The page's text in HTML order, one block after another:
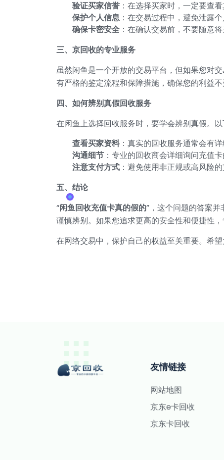
验证买家信誉 ：在选择买家时，一定要查
保护个人信息 ：在交易过程中，避免泄露
确保卡密安全 ：在确认交易前，不要随意
三、京回收的专业服务
虽然闲鱼是一个开放的交易平台，但如果您对
有严格的鉴定流程和保障措施，确保您的利益不
四、如何辨别真假回收服务
在闲鱼上选择回收服务时，要学会辨别真假。
查看买家资料：真实的回收服务通常会有
沟通细节 ：专业的回收商会详细询问充值
注意支付方式 ：避免使用非正规或高风险
五、结论
“闲鱼回收充值卡真的假的”，这个问题的答案
谨慎辨别。如果您追求更高的安全性和便捷性
在网络交易中，保护自己的权益至关重要。希
友情链接
网站地图
京东e卡回收
京东卡回收